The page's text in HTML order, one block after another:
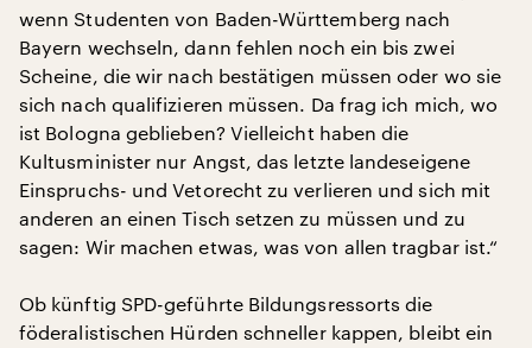
wenn Studenten von Baden-Württemberg nach
Bayern wechseln, dann fehlen noch ein bis zwei
Scheine, die wir nach bestätigen müssen oder wo sie
sich nach qualifizieren müssen. Da frag ich mich, wo
ist Bologna geblieben? Vielleicht haben die
Kultusminister nur Angst, das letzte landeseigene
Einspruchs- und Vetorecht zu verlieren und sich mit
anderen an einen Tisch setzen zu müssen und zu
sagen: Wir machen etwas, was von allen tragbar ist.“
Ob künftig SPD-geführte Bildungsressorts die
föderalistischen Hürden schneller kappen, bleibt ein